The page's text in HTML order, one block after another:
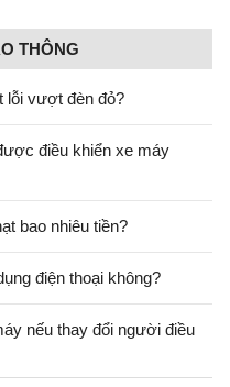
THÔNG
lỗi vượt đèn đỏ?
điều khiển xe máy
bao nhiêu tiền?
điện thoại không?
nếu thay đổi người điều